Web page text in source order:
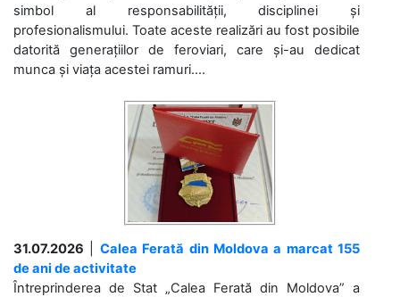
simbol al responsabilității, disciplinei și
profesionalismului. Toate aceste realizări au fost posibile
datorită generațiilor de feroviari, care și-au dedicat
munca și viața acestei ramuri....
31.07.2026
Calea Ferată din Moldova a marcat 155
de ani de activitate
Întreprinderea de Stat „Calea Ferată din Moldova” a